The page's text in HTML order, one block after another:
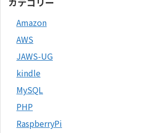
Amazon
AWS
JAWS-UG
kindle
MySQL
PHP
RaspberryPi